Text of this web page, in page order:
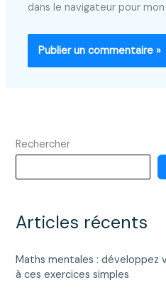
dans le navigateur pour
Rechercher
Articles récents
Maths mentales : développez
à ces exercices simples